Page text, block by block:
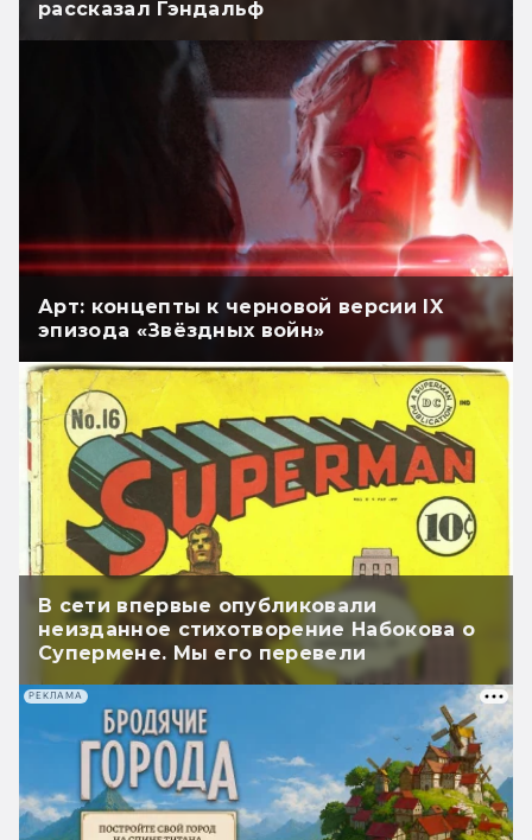
рассказал Гэндальф
Арт: концепты к черновой версии IX
эпизода «Звёздных войн»
В сети впервые опубликовали
неизданное стихотворение Набокова о
Супермене. Мы его перевели
РЕКЛАМА